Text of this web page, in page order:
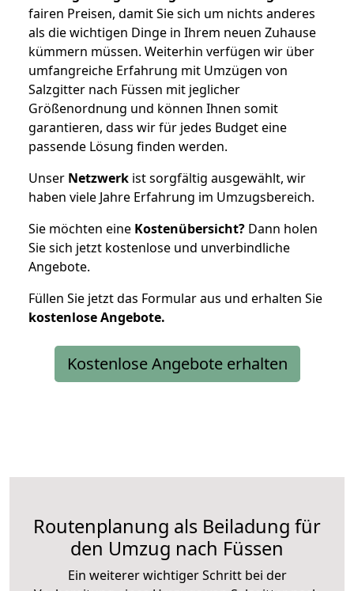
fairen Preisen, damit Sie sich um nichts anderes
als die wichtigen Dinge in Ihrem neuen Zuhause
kümmern müssen. Weiterhin verfügen wir über
umfangreiche Erfahrung mit Umzügen von
Salzgitter nach Füssen mit jeglicher
Größenordnung und können Ihnen somit
garantieren, dass wir für jedes Budget eine
passende Lösung finden werden.
Unser Netzwerk ist sorgfältig ausgewählt, wir
haben viele Jahre Erfahrung im Umzugsbereich.
Sie möchten eine Kostenübersicht? Dann holen
Sie sich jetzt kostenlose und unverbindliche
Angebote.
Füllen Sie jetzt das Formular aus und erhalten Sie
kostenloseAngebote.
Kostenlose Angebote erhalten
Routenplanung als Beiladung für
den Umzug nach Füssen
Ein weiterer wichtiger Schritt bei der